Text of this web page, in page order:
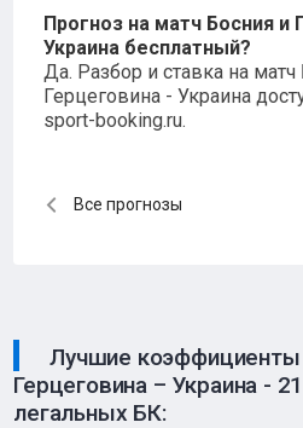
Прогноз на матч Босния и
Украина бесплатный?
Да. Разбор и ставка на матч
Герцеговина - Украина
sport-booking.ru.
Все прогнозы
Лучшие коэффициенты
Герцеговина – Украина -
легальных БК: